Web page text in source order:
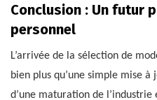
Conclusion : Un futur
personnel
L’arrivée de la sélection de
bien plus qu’une simple mise à
d’une maturation de l’industrie